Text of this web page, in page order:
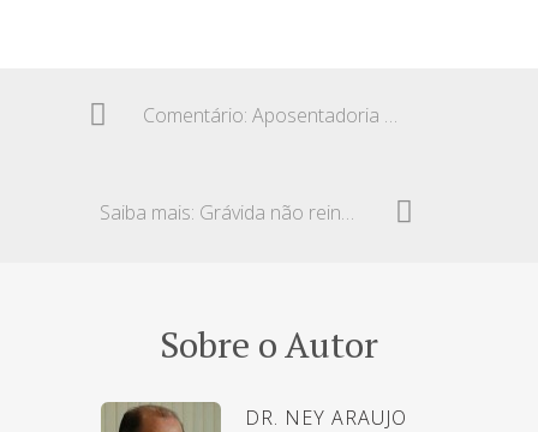
Comentário: Aposentadoria sem perdas
Saiba mais: Grávida não reintegrada – Dano
Sobre o Autor
DR. NEY ARAUJO